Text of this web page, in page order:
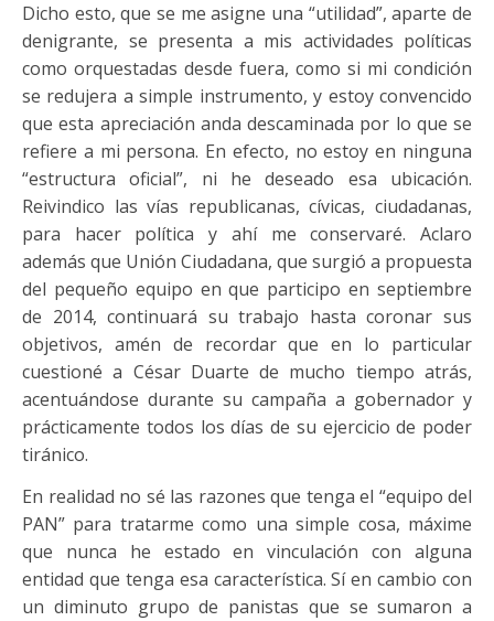
Dicho esto, que se me asigne una “utilidad”, aparte de
denigrante, se presenta a mis actividades políticas
como orquestadas desde fuera, como si mi condición
se redujera a simple instrumento, y estoy convencido
que esta apreciación anda descaminada por lo que se
refiere a mi persona. En efecto, no estoy en ninguna
“estructura oficial”, ni he deseado esa ubicación.
Reivindico las vías republicanas, cívicas, ciudadanas,
para hacer política y ahí me conservaré. Aclaro
además que Unión Ciudadana, que surgió a propuesta
del pequeño equipo en que participo en septiembre
de 2014, continuará su trabajo hasta coronar sus
objetivos, amén de recordar que en lo particular
cuestioné a César Duarte de mucho tiempo atrás,
acentuándose durante su campaña a gobernador y
prácticamente todos los días de su ejercicio de poder
tiránico.
En realidad no sé las razones que tenga el “equipo del
PAN” para tratarme como una simple cosa, máxime
que nunca he estado en vinculación con alguna
entidad que tenga esa característica. Sí en cambio con
un diminuto grupo de panistas que se sumaron a